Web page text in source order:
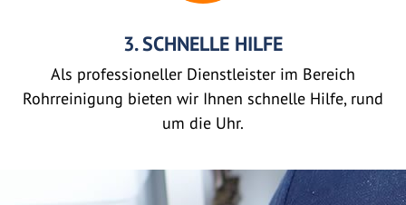
3. SCHNELLE HILFE
Als professioneller Dienstleister im Bereich
Rohrreinigung bieten wir Ihnen schnelle Hilfe, rund
um die Uhr.